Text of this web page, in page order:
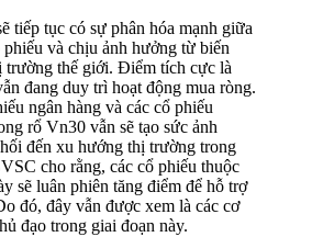
tiếp tục có sự phân hóa mạnh giữa
phiếu và chịu ảnh hưởng từ biến
trường thế giới. Điểm tích cực là
đang duy trì hoạt động mua ròng.
ngân hàng và các cổ phiếu
rổ Vn30 vẫn sẽ tạo sức ảnh
đến xu hướng thị trường trong
cho rằng, các cổ phiếu thuộc
sẽ luân phiên tăng điểm để hỗ trợ
đó, đây vẫn được xem là các cơ
đạo trong giai đoạn này.